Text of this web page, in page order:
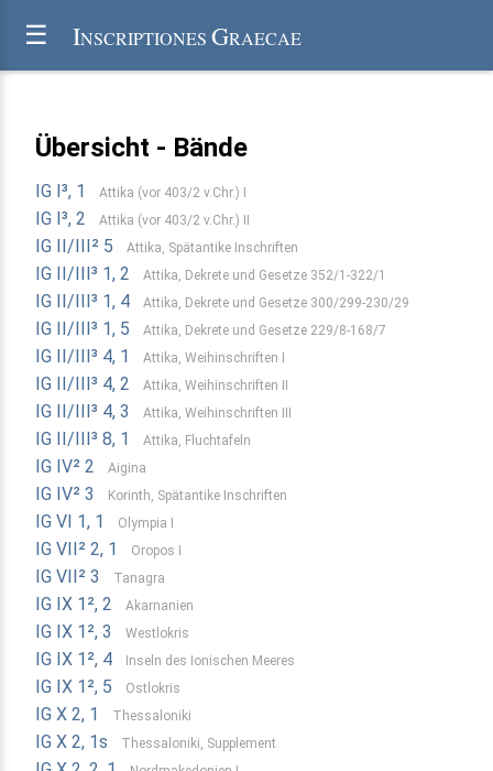
☰ INSCRIPTIONES GRAECAE
Übersicht - Bände
IG I³, 1 Attika (vor 403/2 v.Chr.) I
IG I³, 2 Attika (vor 403/2 v.Chr.) II
IG II/III² 5 Attika, Spätantike Inschriften
IG II/III³ 1, 2 Attika, Dekrete und Gesetze 352/1-322/1
IG II/III³ 1, 4 Attika, Dekrete und Gesetze 300/299-230/29
IG II/III³ 1, 5 Attika, Dekrete und Gesetze 229/8-168/7
IG II/III³ 4, 1 Attika, Weihinschriften I
IG II/III³ 4, 2 Attika, Weihinschriften II
IG II/III³ 4, 3 Attika, Weihinschriften III
IG II/III³ 8, 1 Attika, Fluchtafeln
IG IV² 2 Aigina
IG IV² 3 Korinth, Spätantike Inschriften
IG VI 1, 1 Olympia I
IG VII² 2, 1 Oropos I
IG VII² 3 Tanagra
IG IX 1², 2 Akarnanien
IG IX 1², 3 Westlokris
IG IX 1², 4 Inseln des Ionischen Meeres
IG IX 1², 5 Ostlokris
IG X 2, 1 Thessaloniki
IG X 2, 1s Thessaloniki, Supplement